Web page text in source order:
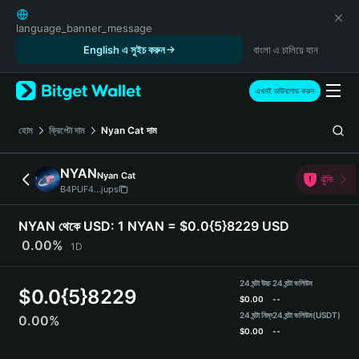
English
日本語
Русский
Español (Latinoamérica)
Türkçe
Italiano
简体中文
繁體中文
Português (Portugal)
Bahasa Indonesia
Español
language_banner_message
English এ সুইচ করুন
বাংলা এ চালিয়ে যান
এখনই ডাউনলোড করুন
হোম ক্রিপ্টো দাম Nyan Cat দাম
NYANNyan Cat
B4PUF4...jups
ঝুঁকি
NYAN থেকে USD: 1 NYAN = $0.0{5}8229 USD
0.00%
1D
$0.0{5}8229
0.00%
24 ঘন্টা উচ্চ
$0.00
24 ঘন্টা নিম্ন
$0.00
24 ঘন্টা ভলিউম
--
24 ঘন্টা ভলিউম(USDT)
--